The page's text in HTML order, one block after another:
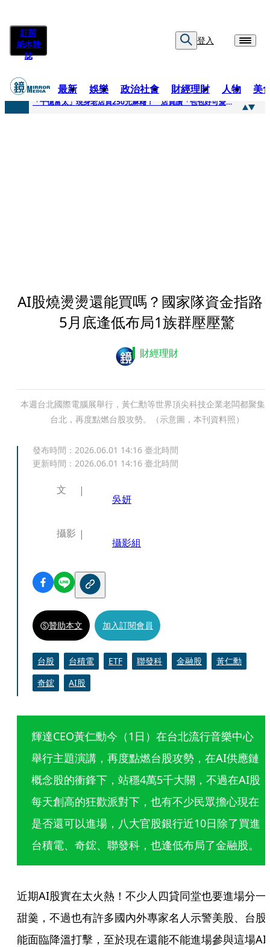
訂閱
紙本雜
誌
登入
最新 娛樂 政治社會 財經理財 人物 美
快訊
「千億富太」現身老店買250元麻糬！ 店員讚「包包好可愛」她笑回：我自己做的
AI股燒燙燙還能買嗎？國家隊資金指
5月底逢低布局1族群壓壓驚
財經理財
本週台北國際電腦展舉行，黃仁勳等世界頂尖科技企業老闆都聚集
台北，再度點燃台股攻勢。（示意圖，本刊資料照）
發布時間： 2026.06.01 14:16 臺北時間
更新時間： 2026.06.01 14:16 臺北時間
文
吳妍
攝影
攝影組
贊助本文 加入訂閱會員
台股 台積電 ETF 聯發科 金融股
黃仁勳
奇鋐
AI股
輝達CEO黃仁勳今（1日）在台北流行音樂中心
舉行主題演講，再度點燃台股攻勢，在AI供應鏈
概念股的衝鋒下，站穩4萬5千大關，不過在AI股
每天創高的狂歡派對下，也有不少民眾擔心現在
是否還可以進場，八大官股銀行近10日除了買進
台積電、奇鋐、聯發科，也逢低布局了金融股。
近期AI股實在太火熱！不少人四貸同堂也要進場分一
甜羹，不過也有許多國內外專家名人示警美股、台股
能面臨降溫打擊，至於現在還能不能進場參與這場AI